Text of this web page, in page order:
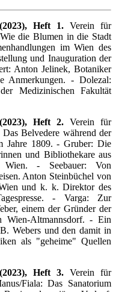
Heft 1. Verein für
die Blumen in die Stadt
im Wien des
und Inauguration der
Anton Jelinek, Botaniker
Anmerkungen. - Dolezal:
Medizinischen Fakultät
Heft 2. Verein für
Belvedere während der
Jahre 1809. - Gruber: Die
und Bibliothekare aus
Wien. - Seebauer: Von
Anton Steinbüchel von
und k. k. Direktor des
- Varga: Zur
einem der Gründer der
Wien-Altmannsdorf. - Ein
Webers und den damit in
als "geheime" Quellen
Heft 3. Verein für
Fiala: Das Sanatorium